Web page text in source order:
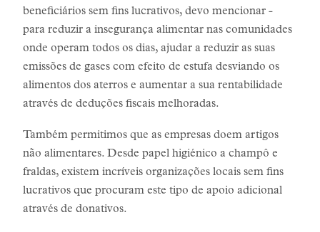
beneficiários sem fins lucrativos, devo mencionar -
para reduzir a insegurança alimentar nas comunidades
onde operam todos os dias, ajudar a reduzir as suas
emissões de gases com efeito de estufa desviando os
alimentos dos aterros e aumentar a sua rentabilidade
através de deduções fiscais melhoradas.
Também permitimos que as empresas doem artigos
não alimentares. Desde papel higiénico a champô e
fraldas, existem incríveis organizações locais sem fins
lucrativos que procuram este tipo de apoio adicional
através de donativos.